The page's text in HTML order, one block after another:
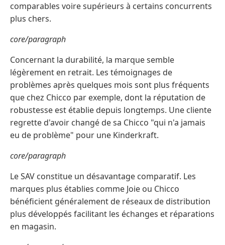
comparables voire supérieurs à certains concurrents
plus chers.
core/paragraph
Concernant la durabilité, la marque semble
légèrement en retrait. Les témoignages de
problèmes après quelques mois sont plus fréquents
que chez Chicco par exemple, dont la réputation de
robustesse est établie depuis longtemps. Une cliente
regrette d'avoir changé de sa Chicco "qui n'a jamais
eu de problème" pour une Kinderkraft.
core/paragraph
Le SAV constitue un désavantage comparatif. Les
marques plus établies comme Joie ou Chicco
bénéficient généralement de réseaux de distribution
plus développés facilitant les échanges et réparations
en magasin.